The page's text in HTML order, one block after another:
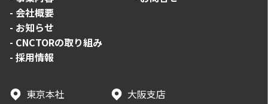
東京本社
大阪支店
- 会社概要
- お知らせ
- CNCTORの取り組み
- 採用情報